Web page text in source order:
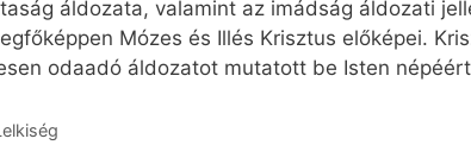
áldozata, valamint az imádság áldozati
Mózes és Illés Krisztus előképei.
odaadó áldozatot mutatott be Isten